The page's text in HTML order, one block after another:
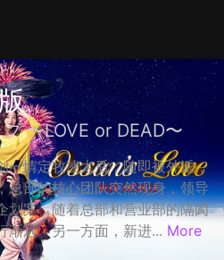
〜LOVE or DEAD〜
一情定牧凌太后，随即被外派，
总部的核心团队突然现身，领导
划案，随着总部和营业部的隔阂
渐远。另一方面，新进... More